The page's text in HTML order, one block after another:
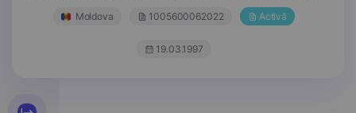
Moldova 1005600062022 Activă
19.03.1997